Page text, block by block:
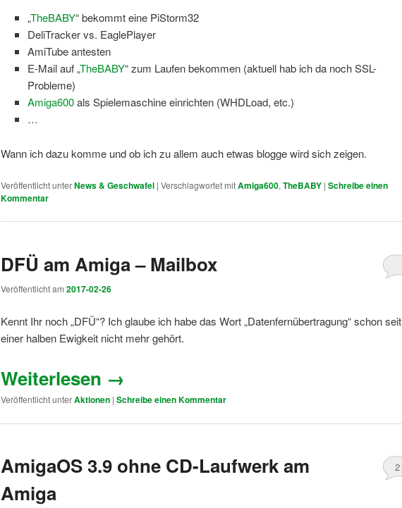
„TheBABY“ bekommt eine PiStorm32
DeliTracker vs. EaglePlayer
AmiTube antesten
E-Mail auf „TheBABY“ zum Laufen bekommen (aktuell hab ich da noch SSL-
Probleme)
Amiga600als Spielemaschine einrichten (WHDLoad, etc.)
…
Wann ich dazu komme und ob ich zu allem auch etwas blogge wird sich zeigen.
Veröffentlicht unterNews & Geschwafel | Verschlagwortet mitAmiga600, TheBABY | Schreibe einen
Kommentar
DFÜ am Amiga – Mailbox
Veröffentlicht am 2017-02-26
Kennt Ihr noch „DFÜ“? Ich glaube ich habe das Wort „Datenfernübertragung“ schon seit
einer halben Ewigkeit nicht mehr gehört.
Weiterlesen →
Veröffentlicht unterAktionen | Schreibe einen Kommentar
AmigaOS 3.9 ohne CD-Laufwerk am
Amiga
2